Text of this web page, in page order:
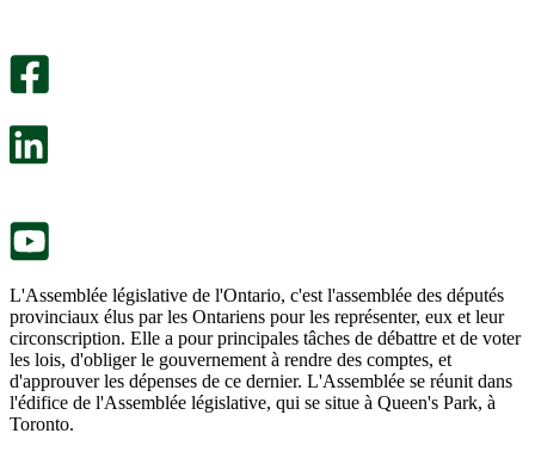
L'Assemblée législative de l'Ontario, c'est l'assemblée des députés
provinciaux élus par les Ontariens pour les représenter, eux et leur
circonscription. Elle a pour principales tâches de débattre et de voter
les lois, d'obliger le gouvernement à rendre des comptes, et
d'approuver les dépenses de ce dernier. L'Assemblée se réunit dans
l'édifice de l'Assemblée législative, qui se situe à Queen's Park, à
Toronto.